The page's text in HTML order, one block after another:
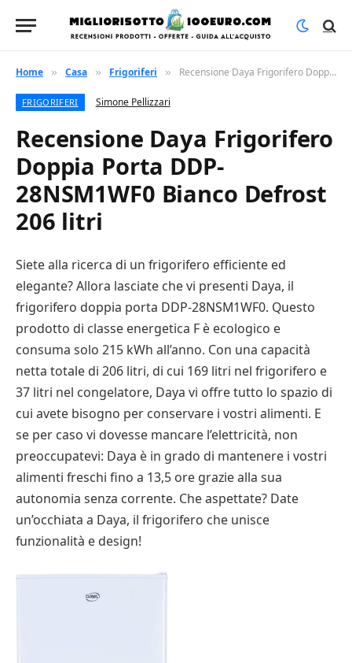
Home » Casa » Frigoriferi » Recensione Daya Frigorifero Doppia Porta DDP-28NSM1WF0 Bianco Defrost 206 litri
FRIGORIFERI Simone Pellizzari
Recensione Daya Frigorifero
Doppia Porta DDP-
28NSM1WF0 Bianco Defrost
206 litri
Siete alla ricerca di un frigorifero efficiente ed
elegante? Allora lasciate che vi presenti Daya, il
frigorifero doppia porta DDP-28NSM1WF0. Questo
prodotto di classe energetica F è ecologico e
consuma solo 215 kWh all’anno. Con una capacità
netta totale di 206 litri, di cui 169 litri nel frigorifero e
37 litri nel congelatore, Daya vi offre tutto lo spazio di
cui avete bisogno per conservare i vostri alimenti. E
se per caso vi dovesse mancare l’elettricità, non
preoccupatevi: Daya è in grado di mantenere i vostri
alimenti freschi fino a 13,5 ore grazie alla sua
autonomia senza corrente. Che aspettate? Date
un’occhiata a Daya, il frigorifero che unisce
funzionalità e design!